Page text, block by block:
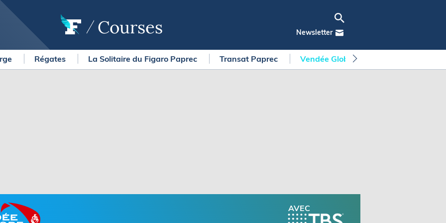
Courses Newsletter
Cup
Régates La Solitaire du Figaro Paprec Transat Paprec Vendée Globe
AVEC